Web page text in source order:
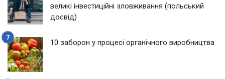
великі інвестиційні зловживання (польський
досвід)
10 заборон у процесі органічного виробництва